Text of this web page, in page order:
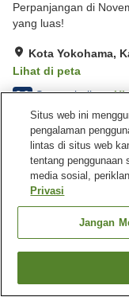
Perpanjangan di
yang luas!
Kota Yokohama,
Lihat di peta
3.9 Sangat baik
Fasilitas properti
Tempat parkir
Mesin penjual
Jepang
Hotel Imalle Yokohama
Situs web ini
pengalaman
lintas di situs web
tentang penggunaan
media sosial,
Privasi
Jangan